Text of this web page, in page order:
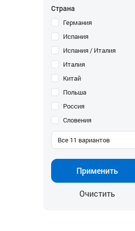
Страна
Германия
Испания
Испания / Италия
Италия
Китай
Польша
Россия
Словения
Все 11 вариантов
Применить
Очистить